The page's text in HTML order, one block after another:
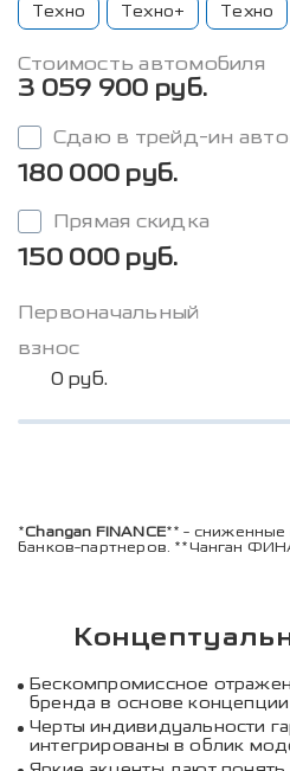
Техно Техно+ Техно
Стоимость автомобиля
3 059 900 руб.
Сдаю в трейд-ин
180 000 руб.
Прямая скидка
150 000 руб.
Первоначальный
взнос
0 руб.
*Changan FINANCE** - сниженные
банков-партнеров. **Чанган
Бескомпромиссное
бренда в основе
Черты индивидуальности
интегрированы в облик